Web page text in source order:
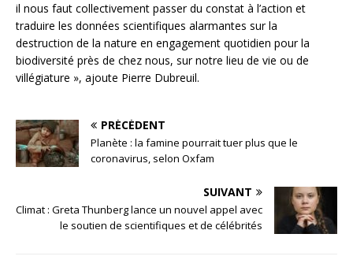
il nous faut collectivement passer du constat à l’action et
traduire les données scientifiques alarmantes sur la
destruction de la nature en engagement quotidien pour la
biodiversité près de chez nous, sur notre lieu de vie ou de
villégiature », ajoute Pierre Dubreuil.
PRÉCÉDENT
Planète : la famine pourrait tuer plus que le
coronavirus, selon Oxfam
SUIVANT
Climat : Greta Thunberg lance un nouvel appel avec
le soutien de scientifiques et de célébrités